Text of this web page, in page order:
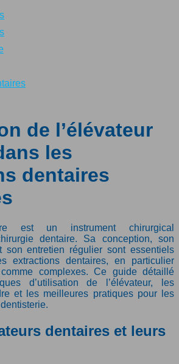
de l’élévateur
les
dentaires
dentaire. Sa conception, son
son entretien régulier sont essentiels
extractions dentaires, en particulier
complexes. Ce guide détaillé
d’utilisation de l’élévateur, les
et les meilleures pratiques pour les
dentaires et leurs